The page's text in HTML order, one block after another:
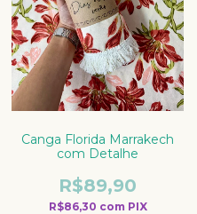
Canga Florida Marrakech
com Detalhe
R$89,90
R$86,30 com PIX